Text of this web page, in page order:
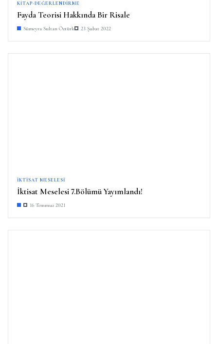
KITAP-DEĞERLENDIRME
Fayda Teorisi Hakkında Bir Risale
Sümeyra Sultan Öztürk 23 Şubat 2022
İKTISAT MESELESI
İktisat Meselesi 7.Bölümü Yayımlandı!
16 Temmuz 2021